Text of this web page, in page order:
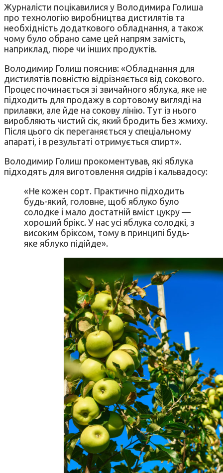
Журналісти поцікавилися у Володимира Голиша
про технологію виробництва дистилятів та
необхідність додаткового обладнання, а також
чому було обрано саме цей напрям замість,
наприклад, пюре чи інших продуктів.
Володимир Голиш пояснив: «Обладнання для
дистилятів повністю відрізняється від сокового.
Процес починається зі звичайного яблука, яке не
підходить для продажу в сортовому вигляді на
прилавки, але йде на сокову лінію. Тут із нього
виробляють чистий сік, який бродить без жмиху.
Після цього сік переганяється у спеціальному
апараті, і в результаті отримується спирт».
Володимир Голиш прокоментував, які яблука
підходять для виготовлення сидрів і кальвадосу:
«Не кожен сорт. Практично підходить
будь-який, головне, щоб яблуко було
солодке і мало достатній вміст цукру —
хороший брікс. У нас усі яблука солодкі, з
високим бріксом, тому в принципі будь-
яке яблуко підійде».